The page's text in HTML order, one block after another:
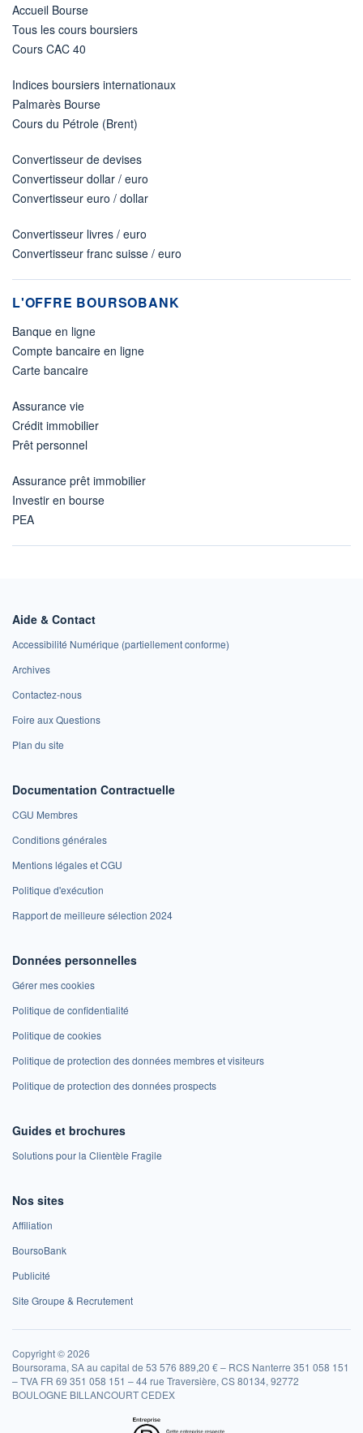
Accueil Bourse
Tous les cours boursiers
Cours CAC 40
Indices boursiers internationaux
Palmarès Bourse
Cours du Pétrole (Brent)
Convertisseur de devises
Convertisseur dollar / euro
Convertisseur euro / dollar
Convertisseur livres / euro
Convertisseur franc suisse / euro
L'OFFRE BOURSOBANK
Banque en ligne
Compte bancaire en ligne
Carte bancaire
Assurance vie
Crédit immobilier
Prêt personnel
Assurance prêt immobilier
Investir en bourse
PEA
Aide & Contact
Accessibilité Numérique (partiellement conforme)
Archives
Contactez-nous
Foire aux Questions
Plan du site
Documentation Contractuelle
CGU Membres
Conditions générales
Mentions légales et CGU
Politique d'exécution
Rapport de meilleure sélection 2024
Données personnelles
Gérer mes cookies
Politique de confidentialité
Politique de cookies
Politique de protection des données membres et visiteurs
Politique de protection des données prospects
Guides et brochures
Solutions pour la Clientèle Fragile
Nos sites
Affiliation
BoursoBank
Publicité
Site Groupe & Recrutement
Copyright © 2026
Boursorama, SA au capital de 53 576 889,20 € – RCS Nanterre 351 058 151
– TVA FR 69 351 058 151 – 44 rue Traversière, CS 80134, 92772
BOULOGNE BILLANCOURT CEDEX